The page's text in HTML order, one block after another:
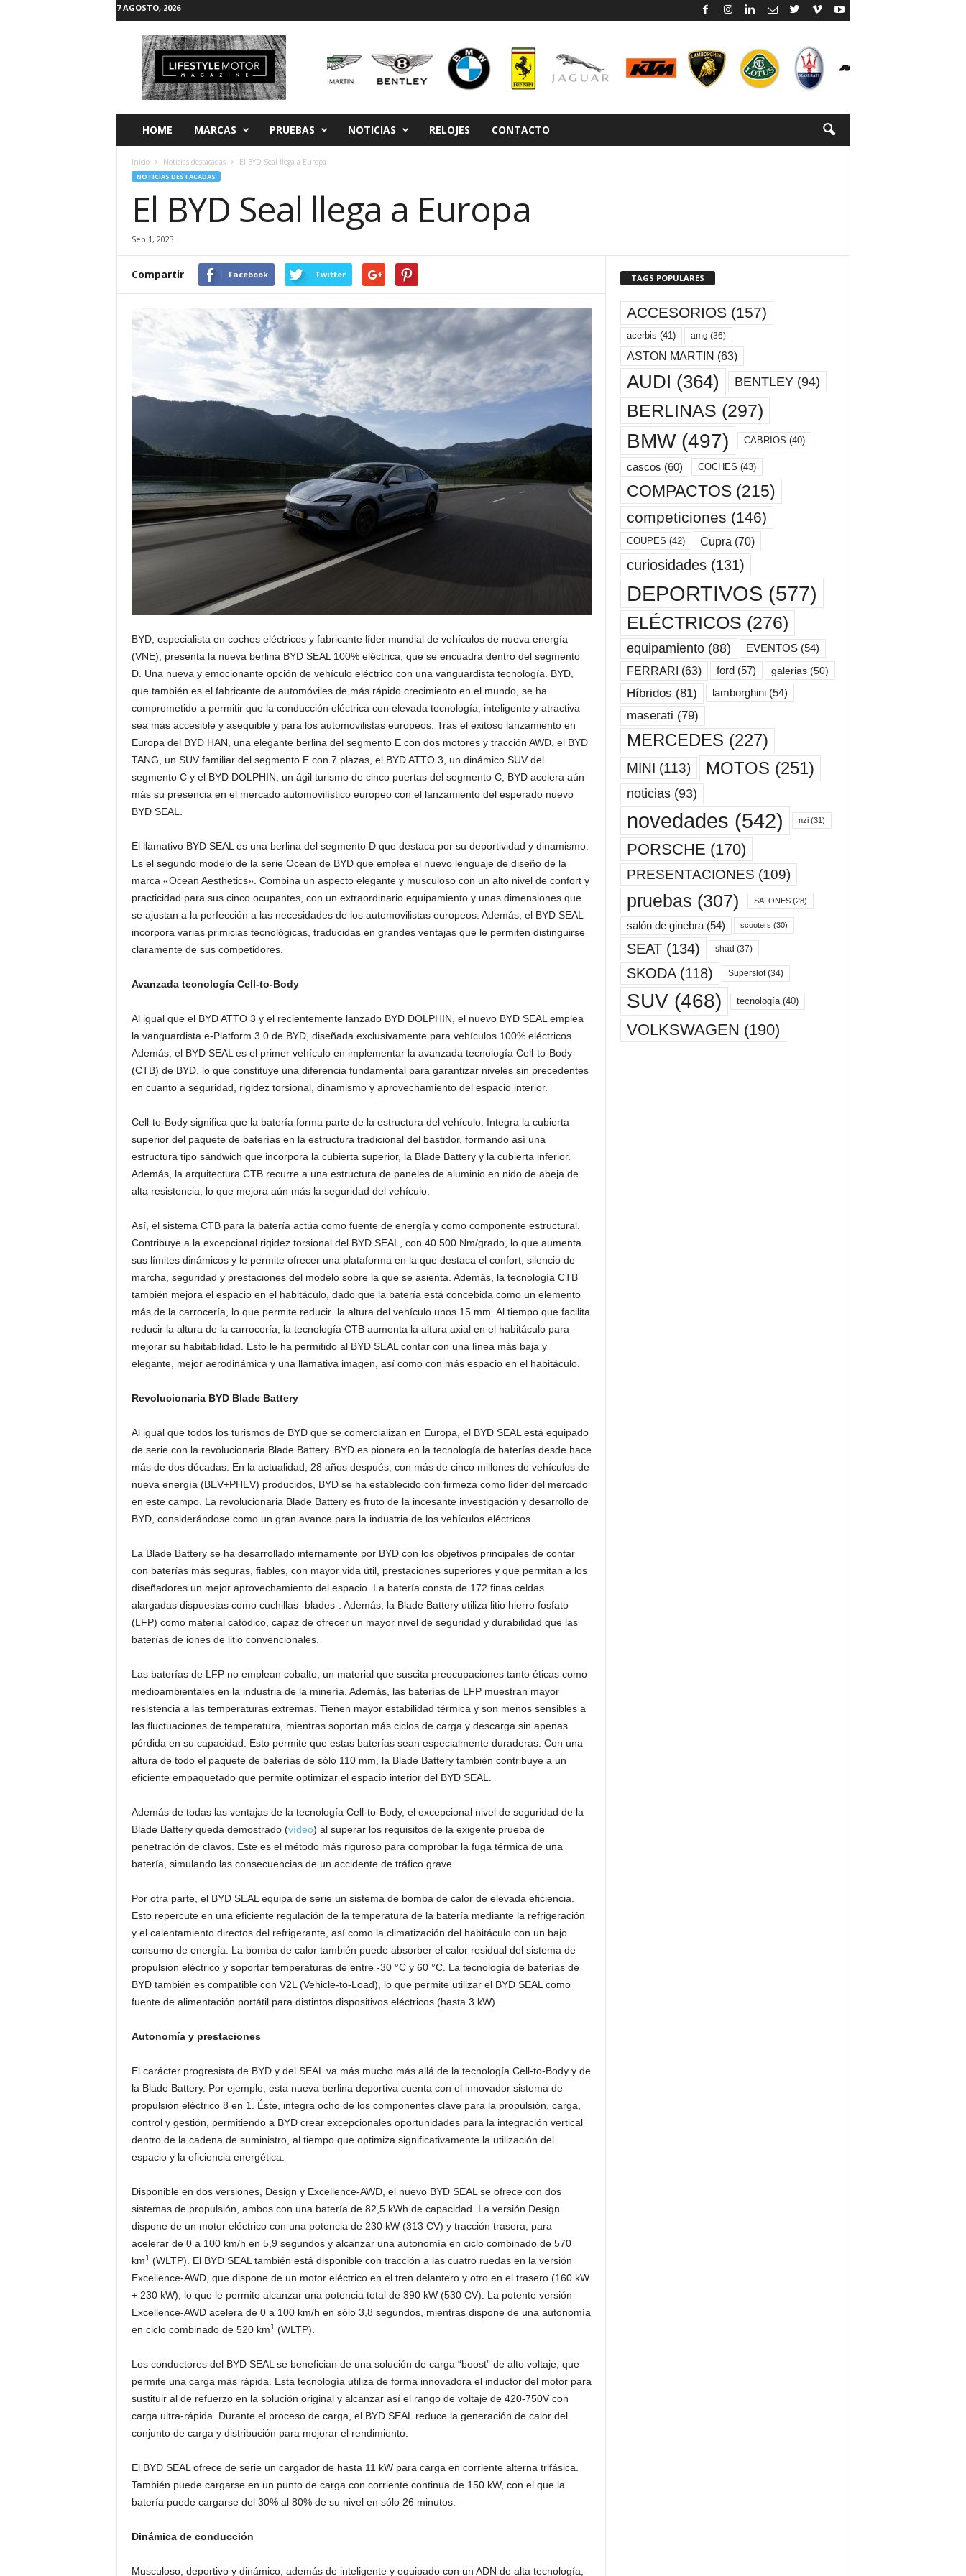
7 AGOSTO, 2026
HOME MARCAS PRUEBAS NOTICIAS RELOJES CONTACTO
Inicio Noticias destacadas El BYD Seal llega a Europa
NOTICIAS DESTACADAS
El BYD Seal llega a Europa
Sep 1, 2023
Compartir Facebook Twitter
BYD, especialista en coches eléctricos y fabricante líder mundial de vehículos de nueva energía
(VNE), presenta la nueva berlina BYD SEAL 100% eléctrica, que se encuadra dentro del segmento
D. Una nueva y emocionante opción de vehículo eléctrico con una vanguardista tecnología. BYD,
que también es el fabricante de automóviles de más rápido crecimiento en el mundo, se ha
comprometido a permitir que la conducción eléctrica con elevada tecnología, inteligente y atractiva
sea más accesible y asequible y para los automovilistas europeos. Tras el exitoso lanzamiento en
Europa del BYD HAN, una elegante berlina del segmento E con dos motores y tracción AWD, el BYD
TANG, un SUV familiar del segmento E con 7 plazas, el BYD ATTO 3, un dinámico SUV del
segmento C y el BYD DOLPHIN, un ágil turismo de cinco puertas del segmento C, BYD acelera aún
más su presencia en el mercado automovilístico europeo con el lanzamiento del esperado nuevo
BYD SEAL.
El llamativo BYD SEAL es una berlina del segmento D que destaca por su deportividad y dinamismo.
Es el segundo modelo de la serie Ocean de BYD que emplea el nuevo lenguaje de diseño de la
marca «Ocean Aesthetics». Combina un aspecto elegante y musculoso con un alto nivel de confort y
practicidad para sus cinco ocupantes, con un extraordinario equipamiento y unas dimensiones que
se ajustan a la perfección a las necesidades de los automovilistas europeos. Además, el BYD SEAL
incorpora varias primicias tecnológicas, traducidas en grandes ventajas que le permiten distinguirse
claramente de sus competidores.
Avanzada tecnología Cell-to-Body
Al igual que el BYD ATTO 3 y el recientemente lanzado BYD DOLPHIN, el nuevo BYD SEAL emplea
la vanguardista e-Platform 3.0 de BYD, diseñada exclusivamente para vehículos 100% eléctricos.
Además, el BYD SEAL es el primer vehículo en implementar la avanzada tecnología Cell-to-Body
(CTB) de BYD, lo que constituye una diferencia fundamental para garantizar niveles sin precedentes
en cuanto a seguridad, rigidez torsional, dinamismo y aprovechamiento del espacio interior.
Cell-to-Body significa que la batería forma parte de la estructura del vehículo. Integra la cubierta
superior del paquete de baterías en la estructura tradicional del bastidor, formando así una
estructura tipo sándwich que incorpora la cubierta superior, la Blade Battery y la cubierta inferior.
Además, la arquitectura CTB recurre a una estructura de paneles de aluminio en nido de abeja de
alta resistencia, lo que mejora aún más la seguridad del vehículo.
Así, el sistema CTB para la batería actúa como fuente de energía y como componente estructural.
Contribuye a la excepcional rigidez torsional del BYD SEAL, con 40.500 Nm/grado, lo que aumenta
sus límites dinámicos y le permite ofrecer una plataforma en la que destaca el confort, silencio de
marcha, seguridad y prestaciones del modelo sobre la que se asienta. Además, la tecnología CTB
también mejora el espacio en el habitáculo, dado que la batería está concebida como un elemento
más de la carrocería, lo que permite reducir la altura del vehículo unos 15 mm. Al tiempo que facilita
reducir la altura de la carrocería, la tecnología CTB aumenta la altura axial en el habitáculo para
mejorar su habitabilidad. Esto le ha permitido al BYD SEAL contar con una línea más baja y
elegante, mejor aerodinámica y una llamativa imagen, así como con más espacio en el habitáculo.
Revolucionaria BYD Blade Battery
Al igual que todos los turismos de BYD que se comercializan en Europa, el BYD SEAL está equipado
de serie con la revolucionaria Blade Battery. BYD es pionera en la tecnología de baterías desde hace
más de dos décadas. En la actualidad, 28 años después, con más de cinco millones de vehículos de
nueva energía (BEV+PHEV) producidos, BYD se ha establecido con firmeza como líder del mercado
en este campo. La revolucionaria Blade Battery es fruto de la incesante investigación y desarrollo de
BYD, considerándose como un gran avance para la industria de los vehículos eléctricos.
La Blade Battery se ha desarrollado internamente por BYD con los objetivos principales de contar
con baterías más seguras, fiables, con mayor vida útil, prestaciones superiores y que permitan a los
diseñadores un mejor aprovechamiento del espacio. La batería consta de 172 finas celdas
alargadas dispuestas como cuchillas -blades-. Además, la Blade Battery utiliza litio hierro fosfato
(LFP) como material catódico, capaz de ofrecer un mayor nivel de seguridad y durabilidad que las
baterías de iones de litio convencionales.
Las baterías de LFP no emplean cobalto, un material que suscita preocupaciones tanto éticas como
medioambientales en la industria de la minería. Además, las baterías de LFP muestran mayor
resistencia a las temperaturas extremas. Tienen mayor estabilidad térmica y son menos sensibles a
las fluctuaciones de temperatura, mientras soportan más ciclos de carga y descarga sin apenas
pérdida en su capacidad. Esto permite que estas baterías sean especialmente duraderas. Con una
altura de todo el paquete de baterías de sólo 110 mm, la Blade Battery también contribuye a un
eficiente empaquetado que permite optimizar el espacio interior del BYD SEAL.
Además de todas las ventajas de la tecnología Cell-to-Body, el excepcional nivel de seguridad de la
Blade Battery queda demostrado (vídeo) al superar los requisitos de la exigente prueba de
penetración de clavos. Este es el método más riguroso para comprobar la fuga térmica de una
batería, simulando las consecuencias de un accidente de tráfico grave.
Por otra parte, el BYD SEAL equipa de serie un sistema de bomba de calor de elevada eficiencia.
Esto repercute en una eficiente regulación de la temperatura de la batería mediante la refrigeración
y el calentamiento directos del refrigerante, así como la climatización del habitáculo con un bajo
consumo de energía. La bomba de calor también puede absorber el calor residual del sistema de
propulsión eléctrico y soportar temperaturas de entre -30 °C y 60 °C. La tecnología de baterías de
BYD también es compatible con V2L (Vehicle-to-Load), lo que permite utilizar el BYD SEAL como
fuente de alimentación portátil para distintos dispositivos eléctricos (hasta 3 kW).
Autonomía y prestaciones
El carácter progresista de BYD y del SEAL va más mucho más allá de la tecnología Cell-to-Body y de
la Blade Battery. Por ejemplo, esta nueva berlina deportiva cuenta con el innovador sistema de
propulsión eléctrico 8 en 1. Éste, integra ocho de los componentes clave para la propulsión, carga,
control y gestión, permitiendo a BYD crear excepcionales oportunidades para la integración vertical
dentro de la cadena de suministro, al tiempo que optimiza significativamente la utilización del
espacio y la eficiencia energética.
Disponible en dos versiones, Design y Excellence-AWD, el nuevo BYD SEAL se ofrece con dos
sistemas de propulsión, ambos con una batería de 82,5 kWh de capacidad. La versión Design
dispone de un motor eléctrico con una potencia de 230 kW (313 CV) y tracción trasera, para
acelerar de 0 a 100 km/h en 5,9 segundos y alcanzar una autonomía en ciclo combinado de 570
km1(WLTP). El BYD SEAL también está disponible con tracción a las cuatro ruedas en la versión
Excellence-AWD, que dispone de un motor eléctrico en el tren delantero y otro en el trasero (160 kW
+ 230 kW), lo que le permite alcanzar una potencia total de 390 kW (530 CV). La potente versión
Excellence-AWD acelera de 0 a 100 km/h en sólo 3,8 segundos, mientras dispone de una autonomía
en ciclo combinado de 520 km1(WLTP).
Los conductores del BYD SEAL se benefician de una solución de carga “boost” de alto voltaje, que
permite una carga más rápida. Esta tecnología utiliza de forma innovadora el inductor del motor para
sustituir al de refuerzo en la solución original y alcanzar así el rango de voltaje de 420-750V con
carga ultra-rápida. Durante el proceso de carga, el BYD SEAL reduce la generación de calor del
conjunto de carga y distribución para mejorar el rendimiento.
El BYD SEAL ofrece de serie un cargador de hasta 11 kW para carga en corriente alterna trifásica.
También puede cargarse en un punto de carga con corriente continua de 150 kW, con el que la
batería puede cargarse del 30% al 80% de su nivel en sólo 26 minutos.
Dinámica de conducción
Musculoso, deportivo y dinámico, además de inteligente y equipado con un ADN de alta tecnología,
TAGS POPULARES
ACCESORIOS (157)
acerbis (41) amg (36)
ASTON MARTIN (63)
AUDI (364) BENTLEY(94)
BERLINAS (297)
BMW(497) CABRIOS (40)
cascos (60) COCHES (43)
COMPACTOS(215)
competiciones (146)
COUPES (42) Cupra (70)
curiosidades(131)
DEPORTIVOS (577)
ELÉCTRICOS (276)
equipamiento(88) EVENTOS(54)
FERRARI (63) ford(57) galerias(50)
Híbridos (81) lamborghini(54)
maserati (79)
MERCEDES (227)
MINI (113) MOTOS (251)
noticias(93)
novedades (542) nzi(31)
PORSCHE (170)
PRESENTACIONES (109)
pruebas (307) SALONES(28)
salón de ginebra(54) scooters (30)
SEAT(134) shad (37)
SKODA(118) Superslot(34)
SUV(468) tecnología(40)
VOLKSWAGEN (190)